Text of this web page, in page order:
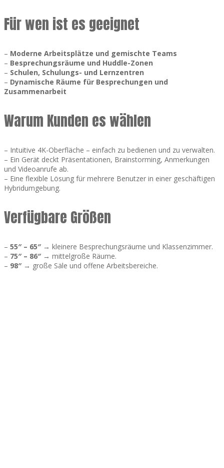
Für wen ist es geeignet
– Moderne Arbeitsplätze und gemischte Teams
– Besprechungsräume und Huddle-Zonen
– Schulen, Schulungs- und Lernzentren
– Dynamische Räume für Besprechungen und
Zusammenarbeit
Warum Kunden es wählen
– Intuitive 4K-Oberfläche – einfach zu bedienen und zu verwalten.
– Ein Gerät deckt Präsentationen, Brainstorming, Anmerkungen
und Videoanrufe ab.
– Eine flexible Lösung für mehrere Benutzer in einer geschäftigen
Hybridumgebung.
Verfügbare Größen
– 55″ – 65″→ kleinere Besprechungsräume und Klassenzimmer.
– 75″ – 86″→ mittelgroße Räume.
– 98″→ große Säle und offene Arbeitsbereiche.